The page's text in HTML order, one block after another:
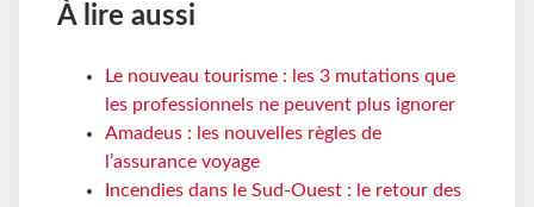
À lire aussi
Le nouveau tourisme : les 3 mutations que
les professionnels ne peuvent plus ignorer
Amadeus : les nouvelles règles de
l’assurance voyage
Incendies dans le Sud-Ouest : le retour des